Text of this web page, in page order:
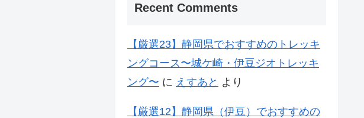
Recent Comments
【厳選23】静岡県でおすすめのトレッキ
ングコース〜城ケ崎・伊豆ジオトレッキ
ング〜 に えすあと より
【厳選12】静岡県（伊豆）でおすすめの